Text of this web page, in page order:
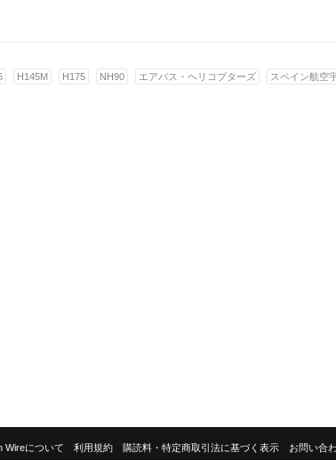
H145M H175 NH90 エアバス・ヘリコプターズ スペイン航空
Wireについて 利用規約 購読料・特定商取引法に基づく表示 お問い合